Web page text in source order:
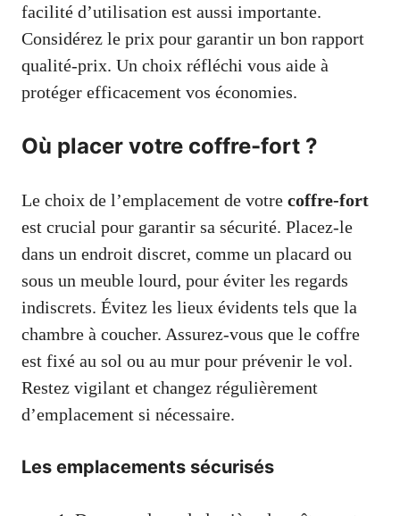
facilité d’utilisation est aussi importante.
Considérez le prix pour garantir un bon rapport
qualité-prix. Un choix réfléchi vous aide à
protéger efficacement vos économies.
Où placer votre coffre-fort ?
Le choix de l’emplacement de votre coffre-fort
est crucial pour garantir sa sécurité. Placez-le
dans un endroit discret, comme un placard ou
sous un meuble lourd, pour éviter les regards
indiscrets. Évitez les lieux évidents tels que la
chambre à coucher. Assurez-vous que le coffre
est fixé au sol ou au mur pour prévenir le vol.
Restez vigilant et changez régulièrement
d’emplacement si nécessaire.
Les emplacements sécurisés